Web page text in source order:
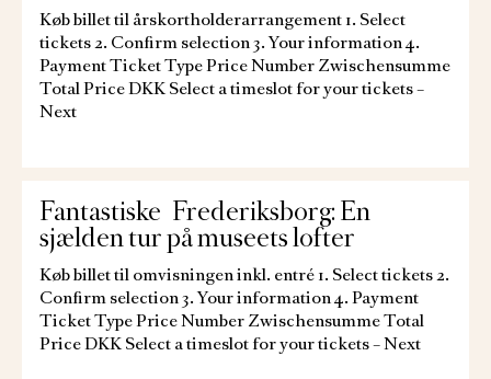
Køb billet til årskortholderarrangement 1. Select
tickets 2. Confirm selection 3. Your information 4.
Payment Ticket Type Price Number Zwischensumme
Total Price DKK Select a timeslot for your tickets –
Next
Fantastiske Frederiksborg: En
sjælden tur på museets lofter
Køb billet til omvisningen inkl. entré 1. Select tickets 2.
Confirm selection 3. Your information 4. Payment
Ticket Type Price Number Zwischensumme Total
Price DKK Select a timeslot for your tickets – Next